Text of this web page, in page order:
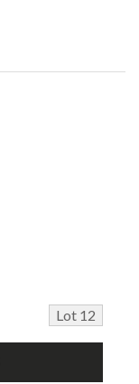
Lot 12